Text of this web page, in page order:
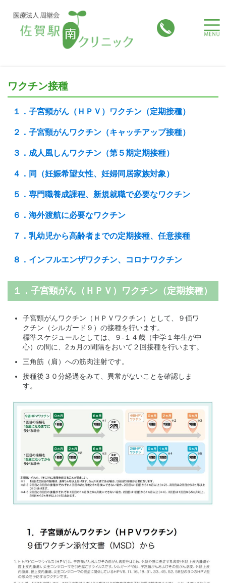
toggle
ワクチン接種
１．子宮頸がん（ＨＰＶ）ワクチン（定期接種）
２．子宮頸がんワクチン（キャッチアップ接種）
３．成人風しんワクチン（第５期定期接種）
４．同（妊娠希望女性、妊婦同居家族対象）
５．専門職養成課程、新規就職で必要なワクチン
６．海外渡航に必要なワクチン
７．乳幼児から高齢者までの定期接種、任意接種
８．インフルエンザワクチン、コロナワクチン
１．子宮頸がん（ＨＰＶ）ワクチン（定期接種）
子宮頸がんワクチン（ＨＰＶワクチン）として、９価ワ
クチン（シルガード９）の接種を行います。
標準スケジュールとしては、９-１４歳（中学１年生が中
心）の間に、2ヵ月の間隔をおいて２回接種を行います。
三角筋（肩）への筋肉注射です。
接種後３０分経過をみて、異常がないことを確認しま
す。